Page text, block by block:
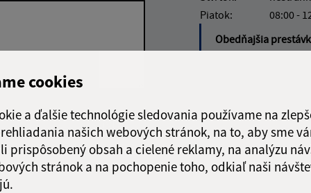
cookies
a ďalšie technológie sledovania používame na
našich webových stránok, na to, aby sme
prispôsobený obsah a cielené reklamy, na analýzu
stránok a na pochopenie toho, odkiaľ naši
Google reCaptcha Response
Odoslať správu
Piatok:
08:00 -
Obedňajšia